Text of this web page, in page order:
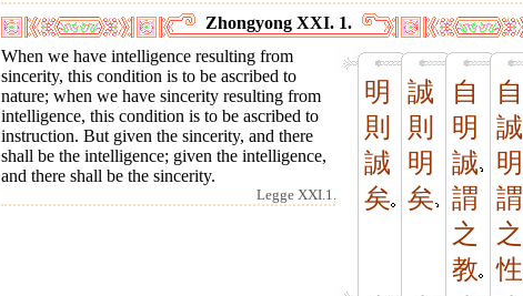
Zhongyong XXI. 1.
明
則
誠
矣
誠
則
明
矣
自
明
誠
謂
之
教
自
誠
明
謂
之
性
When we have intelligence resulting from
sincerity, this condition is to be ascribed to
nature; when we have sincerity resulting from
intelligence, this condition is to be ascribed to
instruction. But given the sincerity, and there
shall be the intelligence; given the intelligence,
and there shall be the sincerity.
Legge XXI.1.